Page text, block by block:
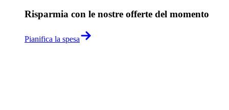
Risparmia con le nostre offerte del momento
Pianifica la spesa